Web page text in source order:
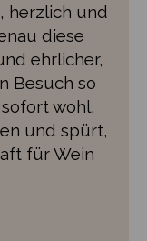
eine
Webseite.
⭐